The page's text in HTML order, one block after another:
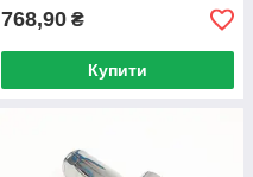
768,90 ₴
Купити